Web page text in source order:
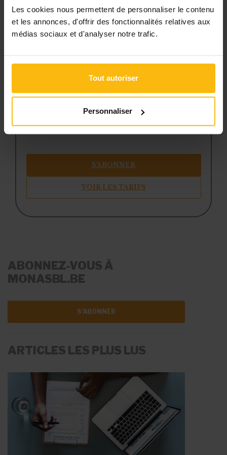
Les cookies nous permettent de personnaliser le contenu
et les annonces, d'offrir des fonctionnalités relatives aux
médias sociaux et d'analyser notre trafic.
Tout autoriser
Personnaliser
une boîte à outils avec des
modèles et ressources
téléchargeables
adaptée à vos besoins
compte (si ce n’est pas encore fait) et
choisissez la formule qui correspond à
votre structure.
S’ABONNER
VOIR LES TARIFS
ABONNEZ-VOUS À
MONASBL.BE
S'ABONNER
ARTICLES LES PLUS LUS
LA RÉMUNÉRATION
LES AIDES À L'EMPLOI